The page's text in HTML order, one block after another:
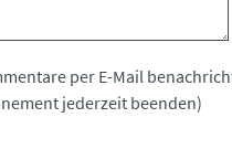
per E-Mail
jederzeit beenden)